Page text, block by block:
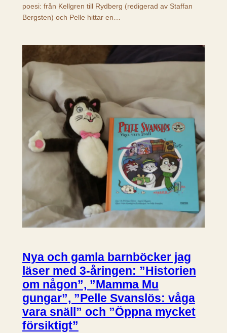
poesi: från Kellgren till Rydberg (redigerad av Staffan
Bergsten) och Pelle hittar en…
Nya och gamla barnböcker jag
läser med 3-åringen: ”Historien
om någon”, ”Mamma Mu
gungar”, ”Pelle Svanslös: våga
vara snäll” och ”Öppna mycket
försiktigt”